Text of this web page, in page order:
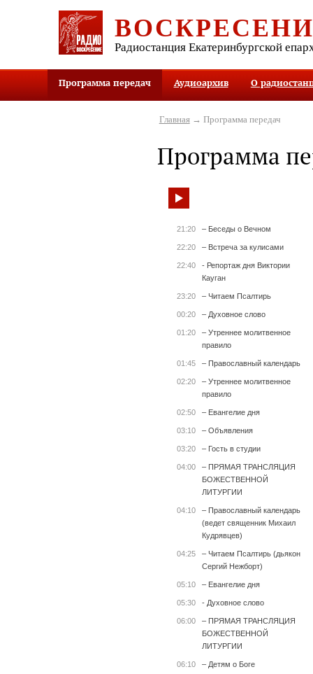
Радиостанция Екатеринбургской
Программа передач Аудиоархив О
Главная→ Программа передач
Программа
21:20 – Беседы о Вечном
22:20 – Встреча за кулисами
22:40
- Репортаж дня Виктории
Кауган
23:20 – Читаем Псалтирь
00:20 – Духовное слово
01:20
– Утреннее молитвенное
правило
01:45 – Православный календарь
02:20
– Утреннее молитвенное
правило
02:50 – Евангелие дня
03:10 – Объявления
03:20 – Гость в студии
04:00
– ПРЯМАЯ ТРАНСЛЯЦИЯ
БОЖЕСТВЕННОЙ
ЛИТУРГИИ
04:10
– Православный календарь
(ведет священник Михаил
Кудрявцев)
04:25
– Читаем Псалтирь (дьякон
Сергий Нежборт)
05:10 – Евангелие дня
05:30 - Духовное слово
06:00
– ПРЯМАЯ ТРАНСЛЯЦИЯ
БОЖЕСТВЕННОЙ
ЛИТУРГИИ
06:10 – Детям о Боге